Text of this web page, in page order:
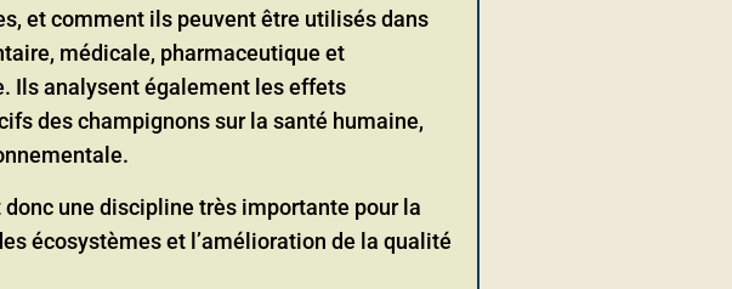
et comment ils peuvent être utilisés dans
médicale, pharmaceutique et
Ils analysent également les effets
des champignons sur la santé humaine,
une discipline très importante pour la
écosystèmes et l’amélioration de la qualité